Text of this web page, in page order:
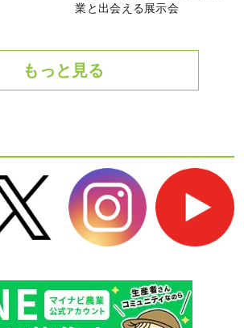
業と出会える展示会
もっと見る